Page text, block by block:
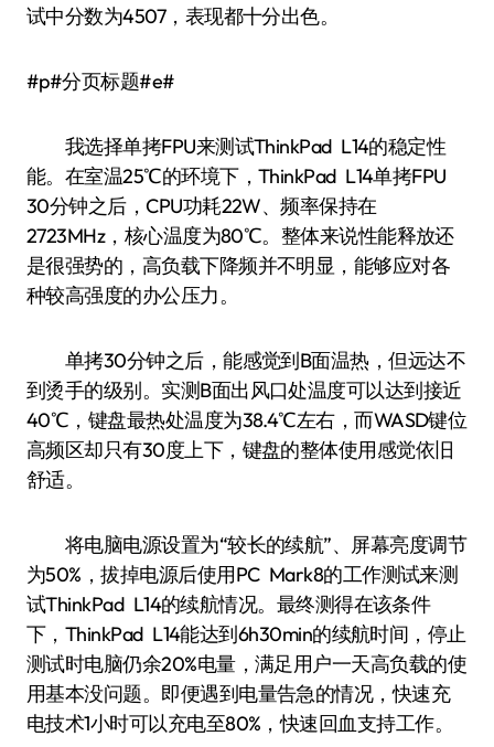
试中分数为4507，表现都十分出色。
#p#分页标题#e#
我选择单拷FPU来测试ThinkPad L14的稳定性
能。在室温25℃的环境下，ThinkPad L14单拷FPU
30分钟之后，CPU功耗22W、频率保持在
2723MHz，核心温度为80℃。整体来说性能释放还
是很强势的，高负载下降频并不明显，能够应对各
种较高强度的办公压力。
单拷30分钟之后，能感觉到B面温热，但远达不
到烫手的级别。实测B面出风口处温度可以达到接近
40℃，键盘最热处温度为38.4℃左右，而WASD键位
高频区却只有30度上下，键盘的整体使用感觉依旧
舒适。
将电脑电源设置为“较长的续航”、屏幕亮度调节
为50%，拔掉电源后使用PC Mark8的工作测试来测
试ThinkPad L14的续航情况。最终测得在该条件
下，ThinkPad L14能达到6h30min的续航时间，停止
测试时电脑仍余20%电量，满足用户一天高负载的使
用基本没问题。即便遇到电量告急的情况，快速充
电技术1小时可以充电至80%，快速回血支持工作。